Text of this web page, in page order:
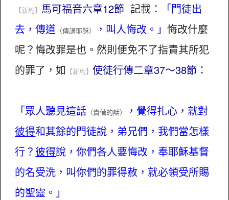
【新約】 馬可福音六章12節 記載：
「門徒出
去，傳道 （傳講耶穌） ，叫人悔改。」悔改什麼
呢？悔改罪是也。然則便免不了指責其所犯
的罪了，如 【新約】使徒行傳二章37～38節：
「眾人聽見這話 （責備的話）
，覺得扎心，就對
彼得和其餘的門徒說，弟兄們，我們當怎樣
行？彼得說，你們各人要悔改，奉耶穌基督
的名受洗，叫你們的罪得赦，就必領受所賜
的聖靈。」